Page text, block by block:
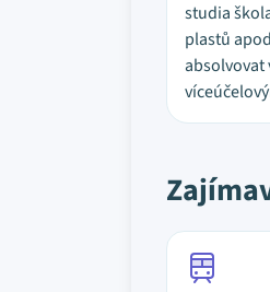
studia
plastů
absolvovat